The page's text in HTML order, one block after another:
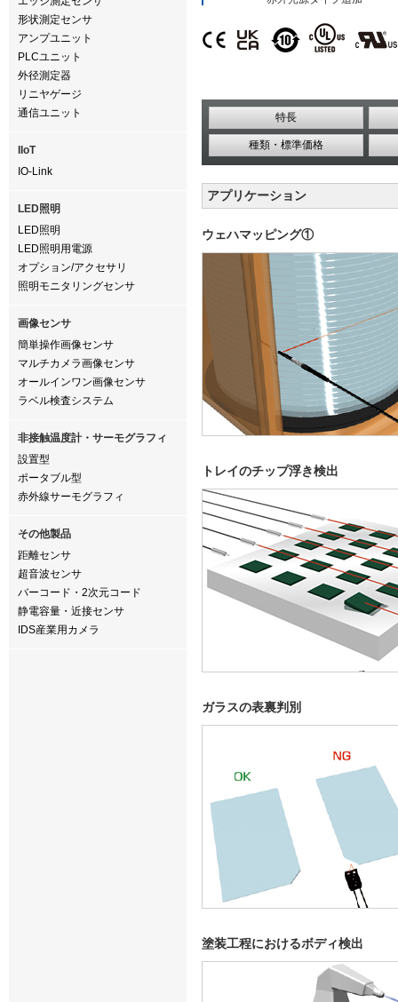
形状測定センサ
アンプユニット
PLCユニット
外径測定器
リニヤゲージ
通信ユニット
IIoT
IO-Link
LED照明
LED照明
LED照明用電源
オプション/アクセサリ
照明モニタリングセンサ
画像センサ
簡単操作画像センサ
マルチカメラ画像センサ
オールインワン画像センサ
ラベル検査システム
非接触温度計・サーモグラフィ
設置型
ポータブル型
赤外線サーモグラフィ
その他製品
距離センサ
超音波センサ
バーコード・2次元コード
静電容量・近接センサ
IDS産業用カメラ
特長
種類・標準価格
アプリケーション
ウェハマッピング①
トレイのチップ浮き検出
ガラスの表裏判別
塗装工程におけるボディ検出